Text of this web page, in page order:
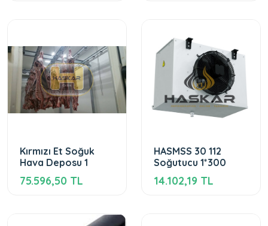
Kırmızı Et Soğuk
Hava Deposu 1
75.596,50 TL
HASMSS 30 112
Soğutucu 1*300
14.102,19 TL